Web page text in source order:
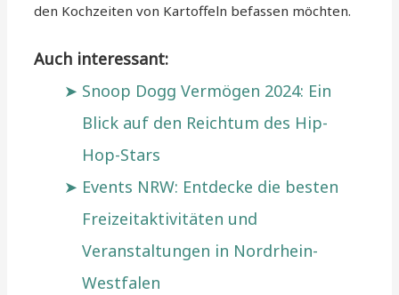
den Kochzeiten von Kartoffeln befassen möchten.
Auch interessant:
Snoop Dogg Vermögen 2024: Ein
Blick auf den Reichtum des Hip-
Hop-Stars
Events NRW: Entdecke die besten
Freizeitaktivitäten und
Veranstaltungen in Nordrhein-
Westfalen